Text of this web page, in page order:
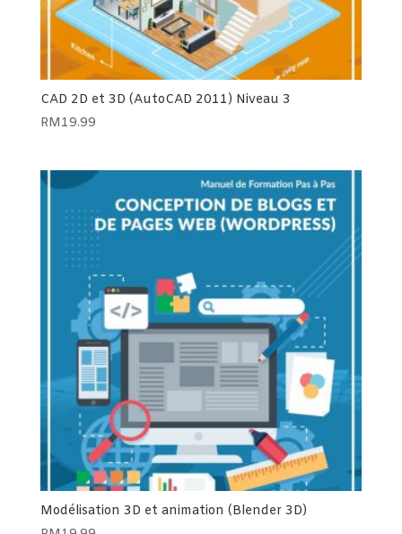
CAD 2D et 3D (AutoCAD 2011) Niveau 3
RM19.99
Modélisation 3D et animation (Blender 3D)